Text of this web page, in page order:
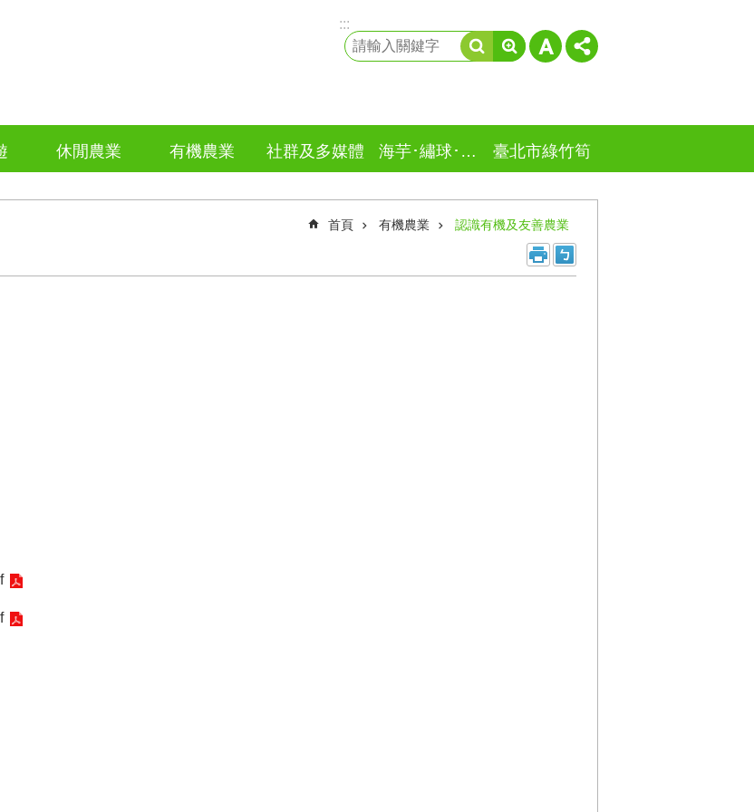
:::
休閒農業 有機農業 社群及多媒體 海芋･繡球･竹子湖 臺北市綠竹筍
首頁 有機農業 認識有機及友善農業